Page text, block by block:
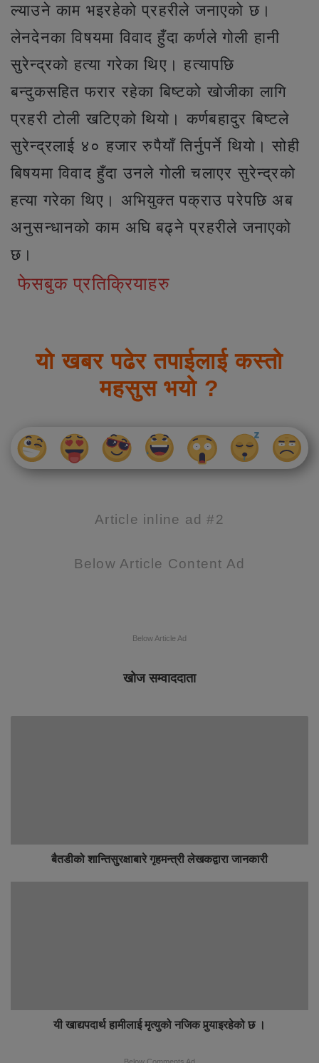
ल्याउने काम भइरहेको प्रहरीले जनाएको छ।
लेनदेनका विषयमा विवाद हुँदा कर्णले गोली हानी
सुरेन्द्रको हत्या गरेका थिए। हत्यापछि
बन्दुकसहित फरार रहेका बिष्टको खोजीका लागि
प्रहरी टोली खटिएको थियो। कर्णबहादुर बिष्टले
सुरेन्द्रलाई ४० हजार रुपैयाँ तिर्नुपर्ने थियो। सोही
बिषयमा विवाद हुँदा उनले गोली चलाएर सुरेन्द्रको
हत्या गरेका थिए। अभियुक्त पक्राउ परेपछि अब
अनुसन्धानको काम अघि बढ्ने प्रहरीले जनाएको
छ।
फेसबुक प्रतिक्रियाहरु
यो खबर पढेर तपाईलाई कस्तो
महसुस भयो ?
Article inline ad #2
Below Article Content Ad
Below Article Ad
खोज सम्वाददाता
बैतडीको शान्तिसुरक्षाबारे गृहमन्त्री लेखकद्वारा जानकारी
यी खाद्यपदार्थ हामीलाई मृत्युको नजिक पुर्‍याइरहेको छ ।